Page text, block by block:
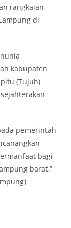
rangkaian
di
kabupaten
(Tujuh)
pemerintah
bagi
barat,”